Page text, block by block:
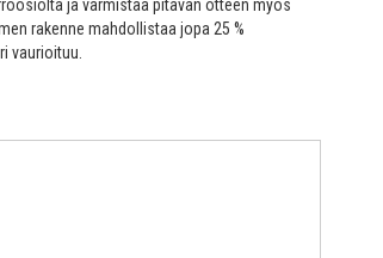
ja varmistaa pitävän otteen myös
rakenne mahdollistaa jopa 25 %
vaurioituu.